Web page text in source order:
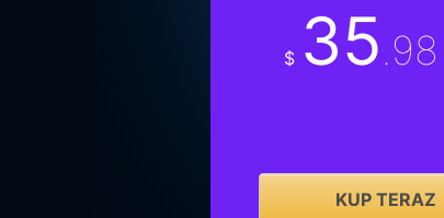
$ 35.98
KUP TERAZ